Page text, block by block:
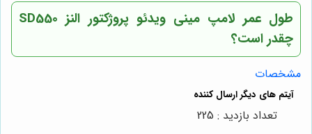
طول عمر لامپ مینی ویدئو پروژکتور النز SD550
چقدر است؟
مشخصات
تعداد بازدید : 225